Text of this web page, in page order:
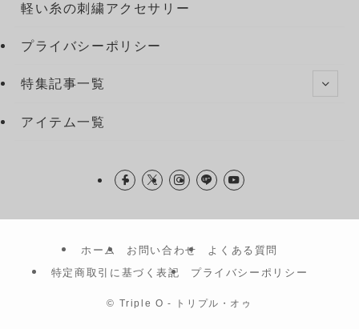
軽い糸の刺繍アクセサリー
プライバシーポリシー
特集記事一覧
アイテム一覧
ホーム お問い合わせ
よくある質問
特定商取引に基づく表記
プライバシーポリシー
© Triple O - トリプル・オゥ